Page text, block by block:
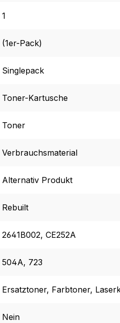
1
(1er-Pack)
Singlepack
Toner-Kartusche
Toner
Verbrauchsmaterial
Alternativ Produkt
Rebuilt
2641B002, CE252A
504A, 723
Ersatztoner, Farbtoner,
Nein